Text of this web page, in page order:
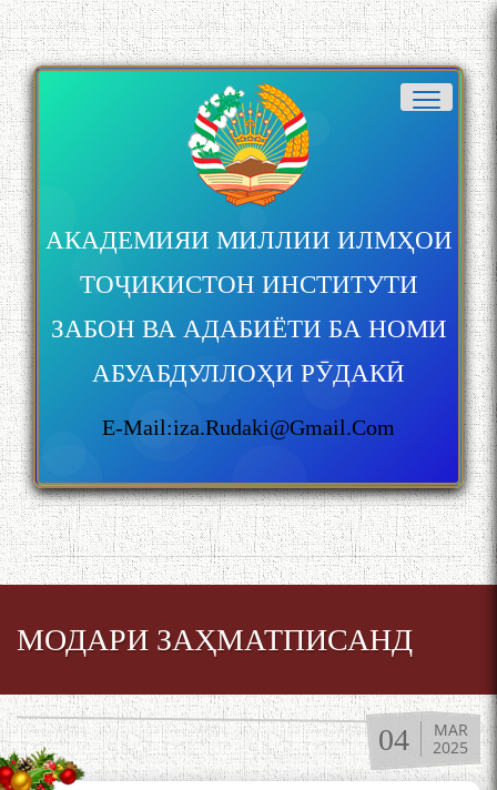
АКАДЕМИЯИ МИЛЛИИ ИЛМҲОИ
ТОҶИКИСТОН ИНСТИТУТИ
ЗАБОН ВА АДАБИЁТИ БА НОМИ
АБУАБДУЛЛОҲИ РӮДАКӢ
E-Mail:iza.rudaki@gmail.com
МОДАРИ ЗАҲМАТПИСАНД
04
MAR
2025